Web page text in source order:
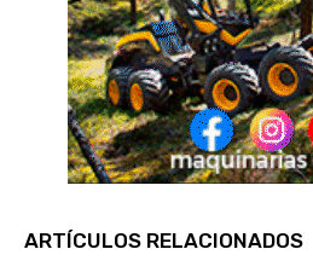
ARTÍCULOS RELACIONADOS